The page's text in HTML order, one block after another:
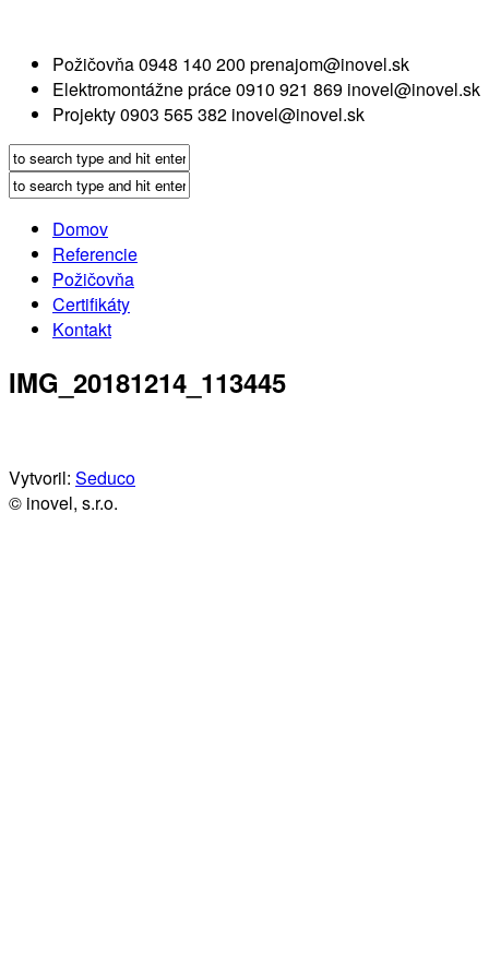
Požičovňa0948 140 200 prenajom@inovel.sk
Elektromontážne práce0910 921 869 inovel@inovel.sk
Projekty0903 565 382 inovel@inovel.sk
Domov
Referencie
Požičovňa
Certifikáty
Kontakt
IMG_20181214_113445
Vytvoril: Seduco
© inovel, s.r.o.